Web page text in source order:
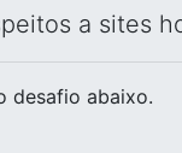
a sites
desafio abaixo.